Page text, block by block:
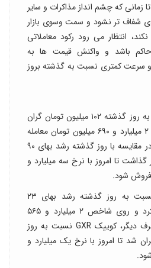
زمانی که چشم انداز مذاکرات و سایر
شفاف تر نشود و سمت وسوی بازار
انتظار می رود رکود معاملاتی
حاکم باشد و واکنش قیمت ها به
سرعت کمتری نسبت به گذشته بروز
دنا پلاس اتوماتیک نسبت به روز گذشته ۱۰۲ میلیون تومان گران
شد تا در روز جاری با نرخ ۲ میلیارد و ۶۹۰ میلیون تومان معامله
شود. از سوی دیگر، ری را در مقایسه با روز گذشته رشد بهای ۹۰
تا امروز با نرخ سه میلیارد و
شاهین اتوماتیک پلاس نسبت به روز گذشته رشد بهای ۲۳
میلیون تومانی را تجربه کرد و روی شاخص ۲ میلیارد و ۵۶۵
میلیون تومان ایستاد. از طرف دیگر، کوییک GXR نسبت به روز
گران شد تا امروز با نرخ یک میلیارد و